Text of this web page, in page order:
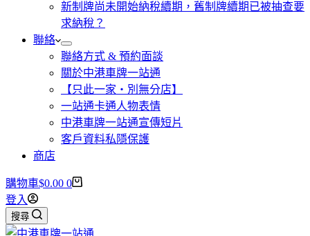
新制牌尚未開始納稅續期，舊制牌續期已被抽查要
求納稅？
聯絡
聯絡方式 & 預約面談
關於中港車牌一站通
【只此一家・別無分店】
一站通卡通人物表情
中港車牌一站通宣傳短片
客戶資料私隱保護
商店
購物車$0.00 0
登入
搜尋